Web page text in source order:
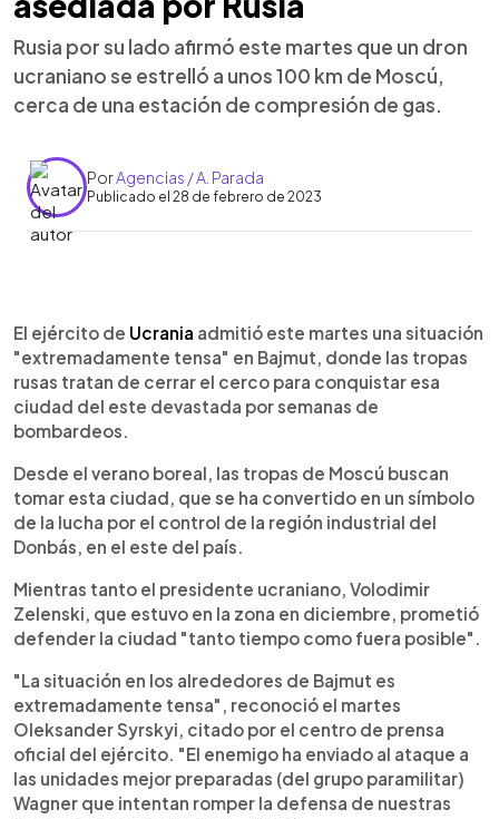
Rusia por su lado afirmó este martes que un dron
ucraniano se estrelló a unos 100 km de Moscú,
cerca de una estación de compresión de gas.
PorAgencias / A. Parada
Publicado el 28 de febrero de 2023
► Escuchar artículo
El ejército de Ucrania admitió este martes una situación
"extremadamente tensa" en Bajmut, donde las tropas
rusas tratan de cerrar el cerco para conquistar esa
ciudad del este devastada por semanas de
bombardeos.
Desde el verano boreal, las tropas de Moscú buscan
tomar esta ciudad, que se ha convertido en un símbolo
de la lucha por el control de la región industrial del
Donbás, en el este del país.
Mientras tanto el presidente ucraniano, Volodimir
Zelenski, que estuvo en la zona en diciembre, prometió
defender la ciudad "tanto tiempo como fuera posible".
"La situación en los alrededores de Bajmut es
extremadamente tensa", reconoció el martes
Oleksander Syrskyi, citado por el centro de prensa
oficial del ejército. "El enemigo ha enviado al ataque a
las unidades mejor preparadas (del grupo paramilitar)
Wagner que intentan romper la defensa de nuestras